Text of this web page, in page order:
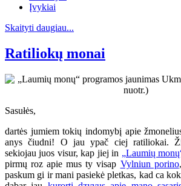
Įvykiai
Skaityti daugiau...
Ratiliokų monai
Sasułės,
dartės jumiem tokių indomybį apie
anys čiudni! O jau ypač ciej ratiliokai.
sekiojau juos visur, kap jiej in „Laumių
pirmų roz apie mus ty visap Vylniun porino
paskum gi ir mani pasiekė pletkas, kad ca